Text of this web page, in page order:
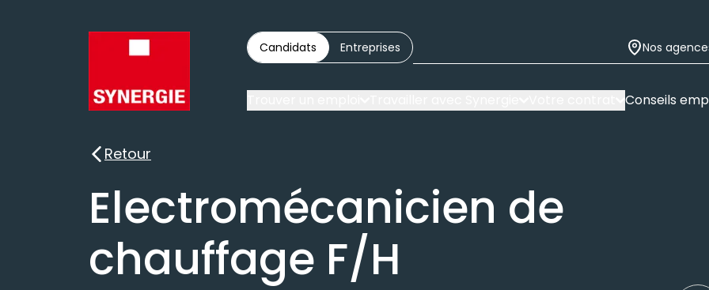
Candidats Entreprises Nos
Conseils
Retour
Retour
Electromécanicien de
chauffage F/H